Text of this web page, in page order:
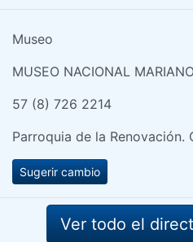
Museo
MUSEO NACIONAL
57 (8) 726 2214
Parroquia de la Renovación.
Sugerir cambio
Ver todo el